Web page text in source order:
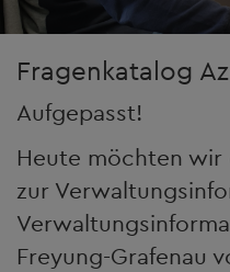
Fragenkatalog
Aufgepasst!
Heute möchten wir
zur
Freyung-Grafenau